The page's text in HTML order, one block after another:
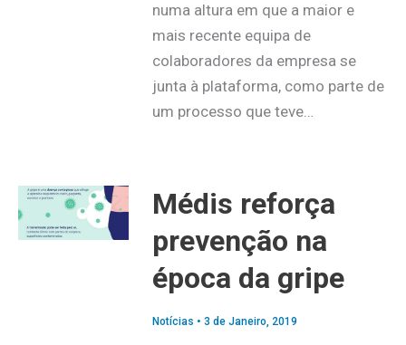
numa altura em que a maior e
mais recente equipa de
colaboradores da empresa se
junta à plataforma, como parte de
um processo que teve…
Médis reforça
prevenção na
época da gripe
Notícias • 3 de Janeiro, 2019